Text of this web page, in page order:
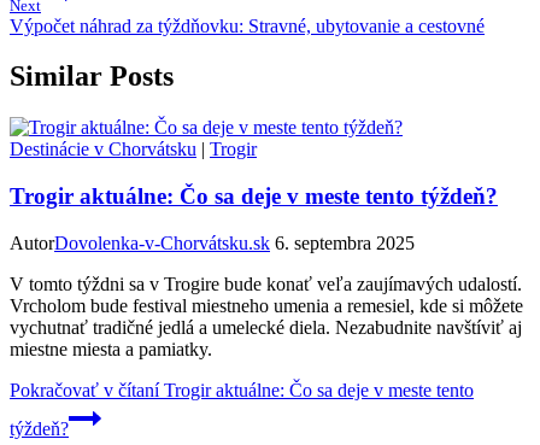
Next
Výpočet náhrad za týždňovku: Stravné, ubytovanie a cestovné
Similar Posts
Destinácie v Chorvátsku | Trogir
Trogir aktuálne: Čo sa deje v meste tento týždeň?
AutorDovolenka-v-Chorvátsku.sk 6. septembra 2025
V tomto týždni sa v Trogire bude konať veľa zaujímavých udalostí.
Vrcholom bude festival miestneho umenia a remesiel, kde si môžete
vychutnať tradičné jedlá a umelecké diela. Nezabudnite navštíviť aj
miestne miesta a pamiatky.
Pokračovať v čítaníTrogir aktuálne: Čo sa deje v meste tento
týždeň?